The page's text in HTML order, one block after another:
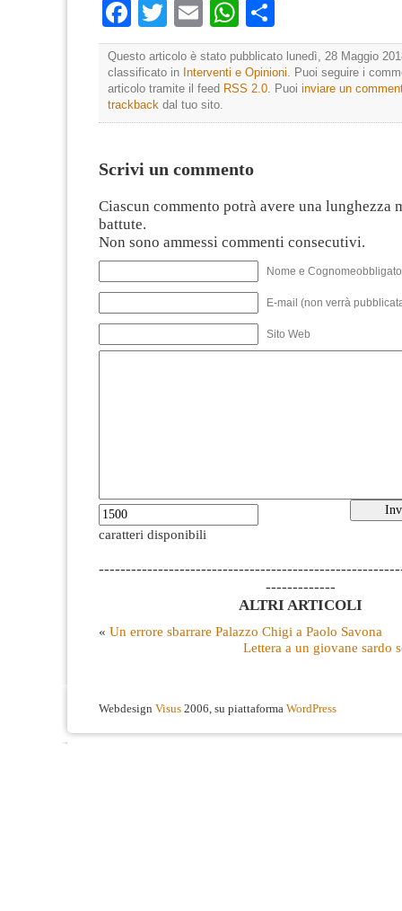
Facebook
TwitterEmailWhatsApp
Questo articolo è stato pubblicato lunedì, 28 Maggio
classificato in Interventi e Opinioni . Puoi seguire i
articolo tramite il feed RSS 2.0 . Puoi inviare un
trackback dal tuo sito.
Scrivi un commento
Ciascun commento potrà avere una lunghezza
battute.
Non sono ammessi commenti consecutivi.
Nome e
E-mail (non verrà
Sito Web
caratteri disponibili
-------------
ALTRI ARTICOLI
« Un errore sbarrare Palazzo Chigi a Paolo Savona
Lettera a un giovane sardo
Webdesign Visus 2006, su piattaforma WordPress